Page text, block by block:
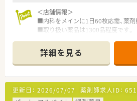
＜店舗情報＞
■内科をメインに1日60枚応需、薬剤
■取り扱い薬品は1300品程度です。
＜法人情報＞
■全国に500店舗以上展開！安定し
す。
■出店数も多く、勢いのある急成長
■業界屈指の給与水準！頑張りはイン
詳細を見る
更新日： 2026/07/07 薬剤師求人ID：